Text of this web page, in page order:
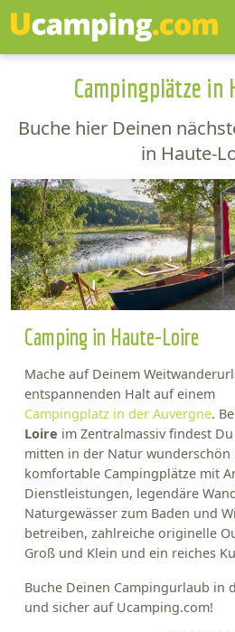
Campingplätze in
Buche hier Deinen
in Haute-
Camping in Haute-Loire
Mache auf Deinem
entspannenden Halt auf einem
Campingplatz in der Auvergne.
Loire im Zentralmassiv findest
mitten in der Natur wunderschön
komfortable Campingplätze mit
Dienstleistungen, legendäre
Naturgewässer zum Baden und
betreiben, zahlreiche originelle
Groß und Klein und ein reiches
Buche Deinen Campingurlaub in
und sicher auf Ucamping.com!